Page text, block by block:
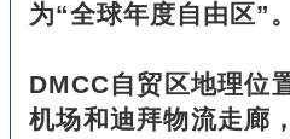
为“全球年度自由区”。
DMCC自贸区地理位
机场和迪拜物流走廊